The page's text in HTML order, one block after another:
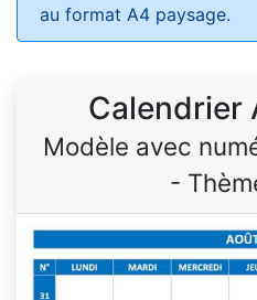
au format A4 paysage.
Calendrier
Modèle avec
-